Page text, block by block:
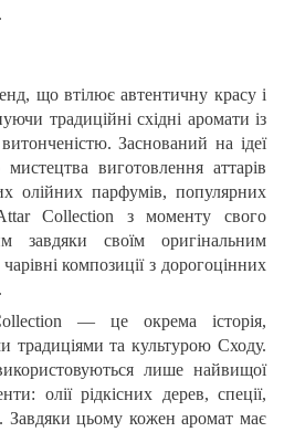
що втілює автентичну красу і
традиційні східні аромати із
Заснований на ідеї
виготовлення аттарів
олійних парфумів, популярних
Collection з моменту свого
завдяки своїм оригінальним
композиції з дорогоцінних
— це окрема історія,
традиціями та культурою Сходу.
лише найвищої
олії рідкісних дерев, спеції,
Завдяки цьому кожен аромат має